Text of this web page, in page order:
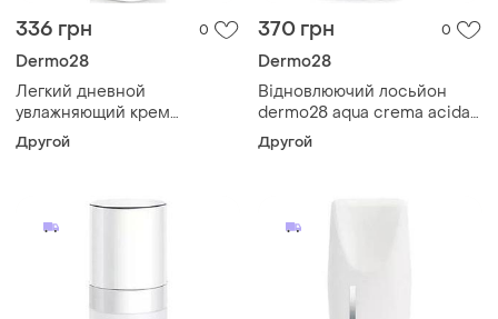
336 грн 0
Dermo28
Легкий дневной
увлажняющий крем
dermo28 для лица youth day
spf15 10 мл
Другой
370 грн 0
Dermo28
Відновлюючий лосьйон
dermo28 aqua crema acida
10 мл
Другой